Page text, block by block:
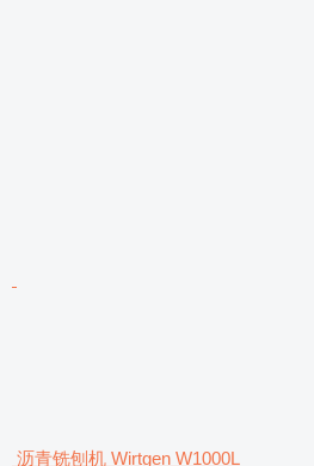
沥青铣刨机 Wirtgen W1000L